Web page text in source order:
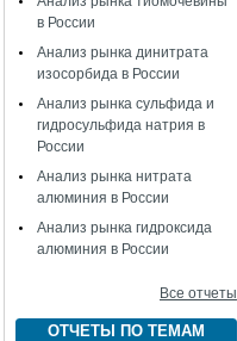
в России
Анализ рынка динитрата
изосорбида в России
Анализ рынка сульфида и
гидросульфида натрия в
России
Анализ рынка нитрата
алюминия в России
Анализ рынка гидроксида
алюминия в России
Все отчеты
ОТЧЕТЫ ПО ТЕМАМ